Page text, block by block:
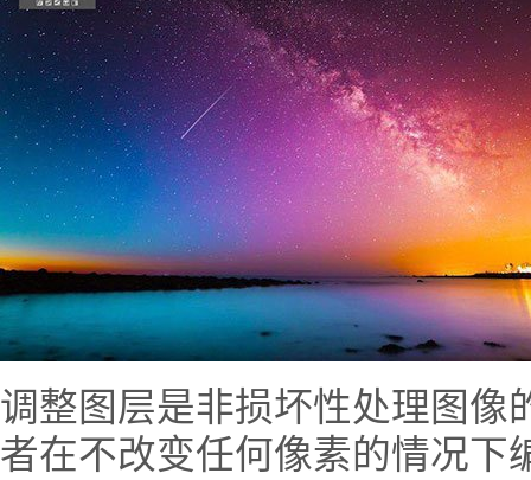
调整图层是非损坏性处理图像
者在不改变任何像素的情况下